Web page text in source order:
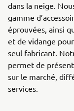
dans la neige.
gamme
éprouvées, ainsi
et de vidange
seul fabricant.
permet de
sur le marché,
services.